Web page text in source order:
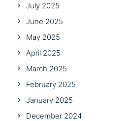
July 2025
June 2025
May 2025
April 2025
March 2025
February 2025
January 2025
December 2024